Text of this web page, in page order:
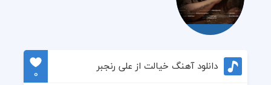
دانلود آهنگ خیالت از علی رنجبر
0